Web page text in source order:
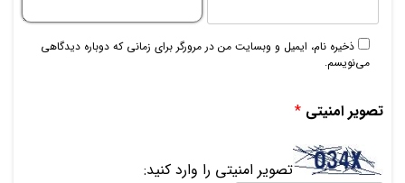
ذخیره نام، ایمیل و وبسایت من در مرورگر برای زمانی که دوباره دیدگاهی
می‌نویسم.
تصویر امنیتی *
تصویر امنیتی را وارد کنید: